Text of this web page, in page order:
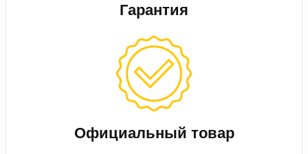
Гарантия
Официальный товар